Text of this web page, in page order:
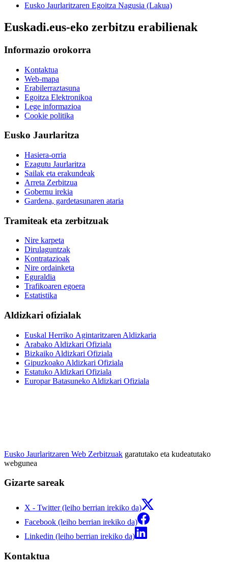
Eusko Jaurlaritzaren Egoitza Nagusia (Lakua)
Euskadi.eus-eko zerbitzu erabilienak
Informazio orokorra
Kontaktua
Web-mapa
Erabilerraztasuna
Egoitza Elektronikoa
Lege informazioa
Cookie politika
Eusko Jaurlaritza
Hasiera-orria
Ezagutu Jaurlaritza
Sailak eta erakundeak
Arreta Zerbitzua
Gobernu irekia
Gardena, gardetasunaren ataria
Tramiteak eta zerbitzuak
Nire karpeta
Dirulaguntzak
Kontratazioak
Nire ordainketa
Eguraldia
Trafikoaren egoera
Estatistika
Aldizkari ofizialak
Euskal Herriko Agintaritzaren Aldizkaria
Arabako Aldizkari Ofiziala
Bizkaiko Aldizkari Ofiziala
Gipuzkoako Aldizkari Ofiziala
Estatuko Aldizkari Ofiziala
Europar Batasuneko Aldizkari Ofiziala
Eusko Jaurlaritzaren Web Zerbitzuak garatutako eta kudeatutako
webgunea
Gizarte sareak
X - Twitter (leiho berrian irekiko da)
Facebook (leiho berrian irekiko da)
Linkedin (leiho berrian irekiko da)
Kontaktua